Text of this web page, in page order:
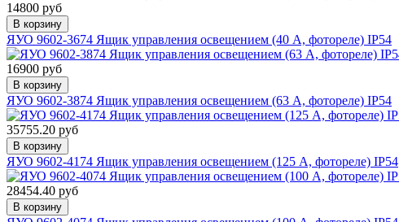
14800 руб
В корзину
ЯУО 9602-3674 Ящик управления освещением (40 А, фотореле) IP54
16900 руб
В корзину
ЯУО 9602-3874 Ящик управления освещением (63 А, фотореле) IP54
35755.20 руб
В корзину
ЯУО 9602-4174 Ящик управления освещением (125 А, фотореле) IP54
28454.40 руб
В корзину